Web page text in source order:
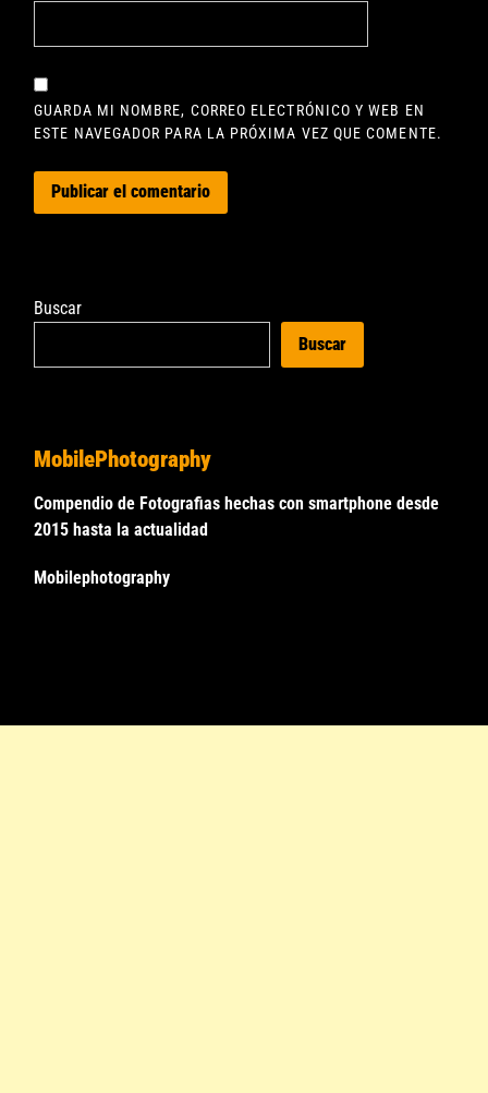
GUARDA MI NOMBRE, CORREO ELECTRÓNICO Y WEB EN
ESTE NAVEGADOR PARA LA PRÓXIMA VEZ QUE COMENTE.
Buscar
Buscar
MobilePhotography
Compendio de Fotografias hechas con smartphone desde
2015 hasta la actualidad
Mobilephotography